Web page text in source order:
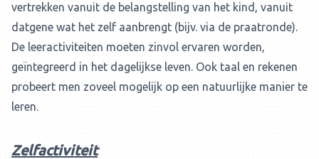
vertrekken vanuit de belangstelling van het kind, vanuit
datgene wat het zelf aanbrengt (bijv. via de praatronde).
De leeractiviteiten moeten zinvol ervaren worden,
geïntegreerd in het dagelijkse leven. Ook taal en rekenen
probeert men zoveel mogelijk op een natuurlijke manier te
leren.​
Zelfactiviteit